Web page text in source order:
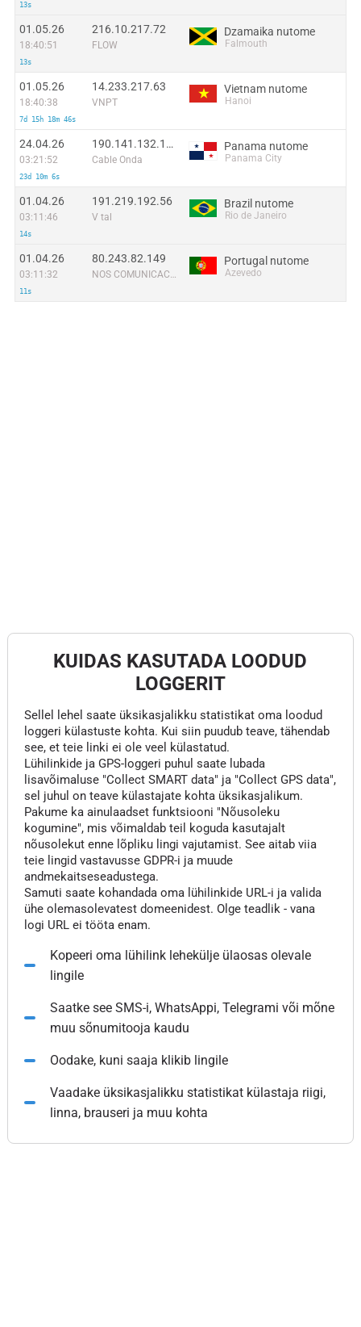
13s
01.05.26
18:40:51
13s
216.10.217.72
FLOW
Dzamaika nutome
Falmouth
01.05.26
18:40:38
7d 15h 18m 46s
14.233.217.63
VNPT
Vietnam nutome
Hanoi
24.04.26
03:21:52
23d 10m 6s
190.141.132.165
Cable Onda
Panama nutome
Panama City
01.04.26
03:11:46
14s
191.219.192.56
V tal
Brazil nutome
Rio de Janeiro
01.04.26
03:11:32
11s
80.243.82.149
NOS COMUNICACOES, S.A.
Portugal nutome
Azevedo
KUIDAS KASUTADA LOODUD
LOGGERIT
Sellel lehel saate üksikasjalikku statistikat oma loodud
loggeri külastuste kohta. Kui siin puudub teave, tähendab
see, et teie linki ei ole veel külastatud.
Lühilinkide ja GPS-loggeri puhul saate lubada
lisavõimaluse "Collect SMART data" ja "Collect GPS data",
sel juhul on teave külastajate kohta üksikasjalikum.
Pakume ka ainulaadset funktsiooni "Nõusoleku
kogumine", mis võimaldab teil koguda kasutajalt
nõusolekut enne lõpliku lingi vajutamist. See aitab viia
teie lingid vastavusse GDPR-i ja muude
andmekaitseseadustega.
Samuti saate kohandada oma lühilinkide URL-i ja valida
ühe olemasolevatest domeenidest. Olge teadlik - vana
logi URL ei tööta enam.
Kopeeri oma lühilink lehekülje ülaosas olevale
lingile
Saatke see SMS-i, WhatsAppi, Telegrami või mõne
muu sõnumitooja kaudu
Oodake, kuni saaja klikib lingile
Vaadake üksikasjalikku statistikat külastaja riigi,
linna, brauseri ja muu kohta